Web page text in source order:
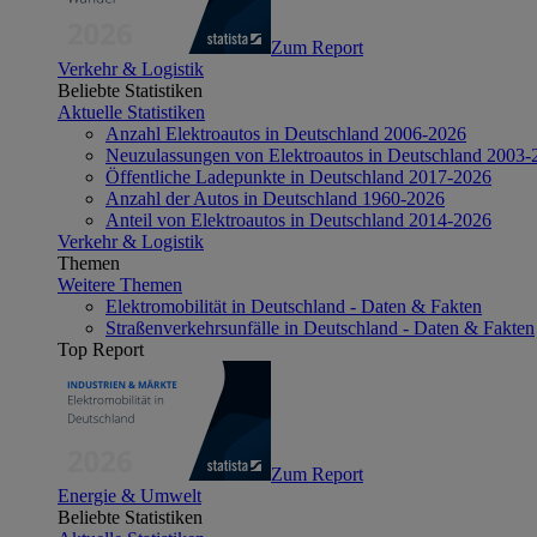
Zum Report
Verkehr & Logistik
Beliebte Statistiken
Aktuelle Statistiken
Anzahl Elektroautos in Deutschland 2006-2026
Neuzulassungen von Elektroautos in Deutschland 2003-
Öffentliche Ladepunkte in Deutschland 2017-2026
Anzahl der Autos in Deutschland 1960-2026
Anteil von Elektroautos in Deutschland 2014-2026
Verkehr & Logistik
Themen
Weitere Themen
Elektromobilität in Deutschland - Daten & Fakten
Straßenverkehrsunfälle in Deutschland - Daten & Fakten
Top Report
Zum Report
Energie & Umwelt
Beliebte Statistiken